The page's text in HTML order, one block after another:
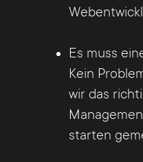
Seitensprache
vorliegenden
Backend
Redakteur kann
Sichtkontrolle und
Es muss
Kein
wir das
starten